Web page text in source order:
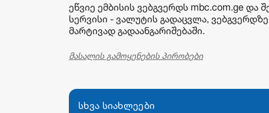
ეწვიე ემბისის ვებგვერდს mbc.com.ge
სერვისი - ვალუტის გადაცვლა,
მარტივად გადაანგარიშებაში.
მასალის გამოყენების პირობები
სხვა სიახლეები